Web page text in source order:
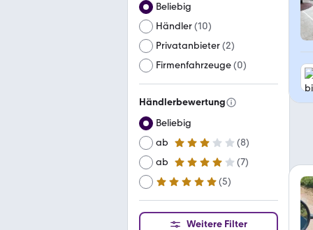
Beliebig
Händler(10)
Privatanbieter(2)
Firmenfahrzeuge(0)
Händlerbewertung
Beliebig
ab
3 Sterne (8)
ab
4 Sterne (7)
ab
5 Sterne (5)
Weitere Filter